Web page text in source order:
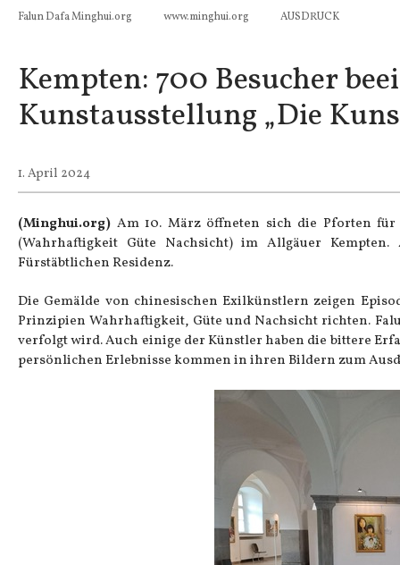
Falun Dafa Minghui.org www.minghui.org AUSDRUCK
Kempten: 700 Besucher
Kunstausstellung „Die
1. April 2024
(Minghui.org) Am 10. März öffneten sich die Pforten für
(Wahrhaftigkeit Güte Nachsicht) im Allgäuer
Fürstäbtlichen Residenz.
Die Gemälde von chinesischen Exilkünstlern zeigen
Prinzipien Wahrhaftigkeit, Güte und Nachsicht richten.
verfolgt wird. Auch einige der Künstler haben die bittere
persönlichen Erlebnisse kommen in ihren Bildern zum